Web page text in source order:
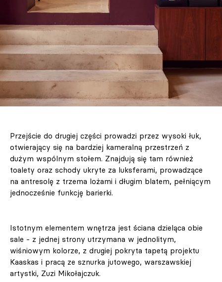
Przejście do drugiej części prowadzi przez wysoki łuk,
otwierający się na bardziej kameralną przestrzeń z
dużym wspólnym stołem. Znajdują się tam również
toalety oraz schody ukryte za luksferami, prowadzące
na antresolę z trzema lożami i długim blatem, pełniącym
jednocześnie funkcję barierki.
Istotnym elementem wnętrza jest ściana dzieląca obie
sale - z jednej strony utrzymana w jednolitym,
wiśniowym kolorze, z drugiej pokryta tapetą projektu
Kaaskas i pracą ze sznurka jutowego, warszawskiej
artystki, Zuzi Mikołajczuk.